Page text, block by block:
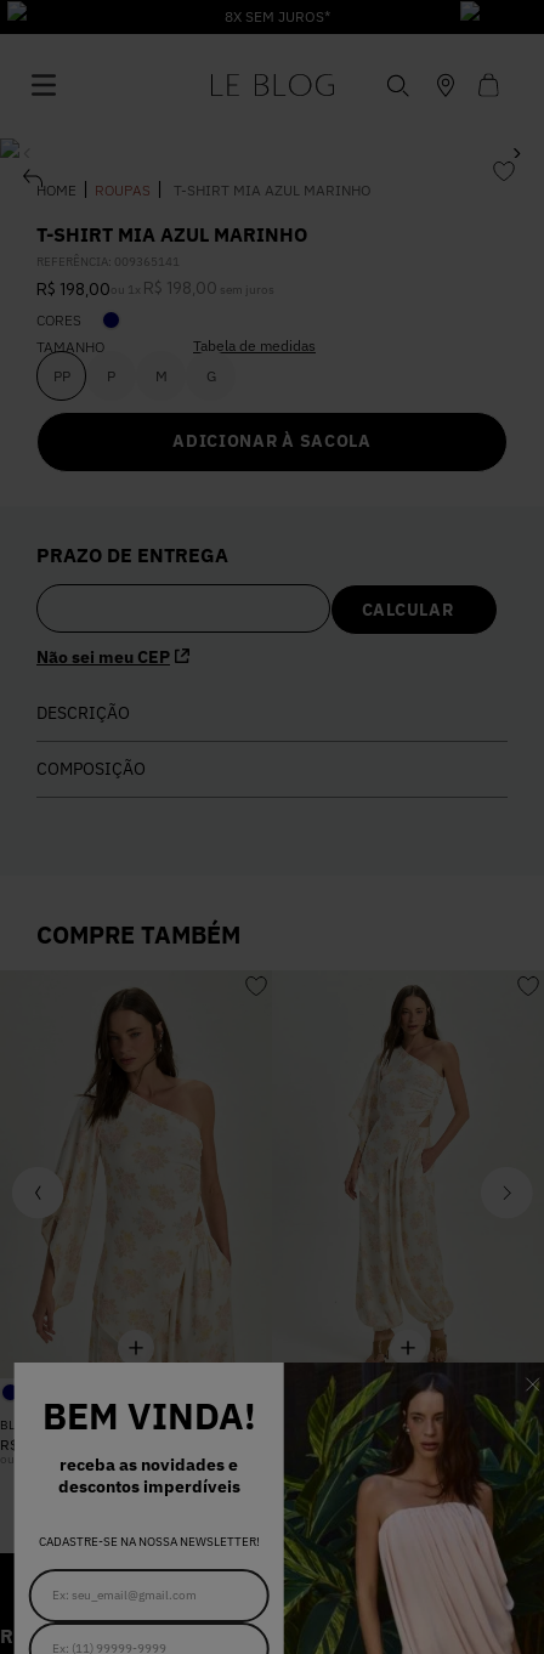
BEM VINDA!
receba as novidades e
descontos imperdíveis
CADASTRE-SE NA NOSSA NEWSLETTER!
8X SEM JUROS*
ROUPAS T-SHIRT MIA AZUL MARINHO
T-SHIRT MIA AZUL MARINHO
REFERÊNCIA: 009365141
R$ 198,00 ou 1 x R$ 198 00 sem juros
CORES
TAMANHO
PP
P M G
Tabela de medidas
ADICIONAR À SACOLA
PRAZO DE ENTREGA
Não sei meu CEP
DESCRIÇÃO
COMPOSIÇÃO
COMPRE TAMBÉM
BLUSA SANDRA FLORAL CANDY
R$
ou 116, 33 sem juros
CALÇA SANDRA FLORAL CANDY
898,00
R$ 112,25 sem juros
RECEBA AS NOVIDADES E
1 º Vestido
2º
5º Calça
7º Vestidos
10º Vestido Branco